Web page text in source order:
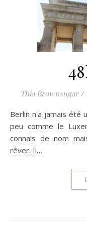
Thia Brownsugar /
Berlin n'a jamais été une destination de rêve pour moi. Un
peu comme le
connais de nom
rêver. Il…